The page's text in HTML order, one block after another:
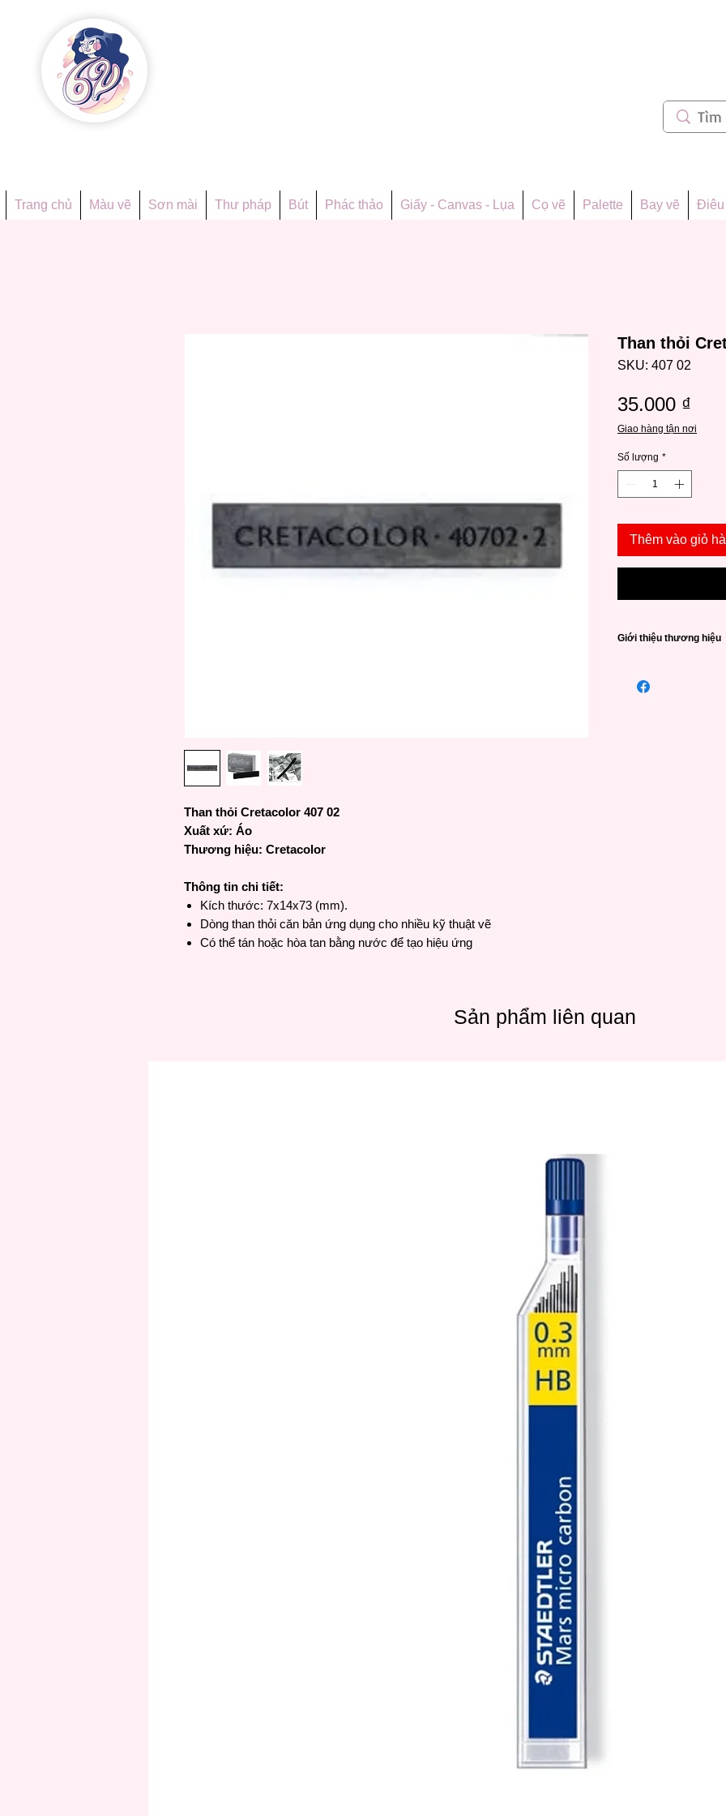
Trang chủ Màu vẽ Sơn mài Thư pháp Bút Phác thảo Giấy - Canvas - Lụa Cọ vẽ Palette Bay vẽ Điêu
Than thỏi Cretacolor 407 02
Xuất xứ: Áo
Thương hiệu: Cretacolor
Thông tin chi tiết:
Kích thước: 7x14x73 (mm).
Dòng than thỏi căn bản ứng dụng cho nhiều kỹ thuật vẽ
Có thể tán hoặc hòa tan bằng nước để tạo hiệu ứng
Than thỏi
SKU: 407 02
35.000 ₫
Giao hàng tận nơi
Số lượng *
Thêm vào giỏ
Giới thiệu thương hiệu
Áo có kinh nghiệm
Sản phẩm liên quan